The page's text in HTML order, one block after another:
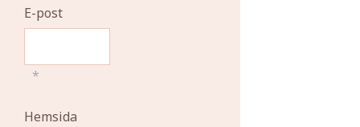
E-post
*
Hemsida